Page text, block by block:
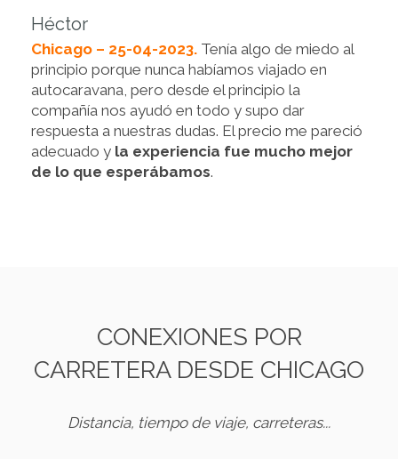
Héctor
Chicago – 25-04-2023. Tenía algo de miedo al
principio porque nunca habíamos viajado en
autocaravana, pero desde el principio la
compañía nos ayudó en todo y supo dar
respuesta a nuestras dudas. El precio me pareció
adecuado y la experiencia fue mucho mejor
de lo que esperábamos.
CONEXIONES POR
CARRETERA DESDE CHICAGO
Distancia, tiempo de viaje, carreteras...